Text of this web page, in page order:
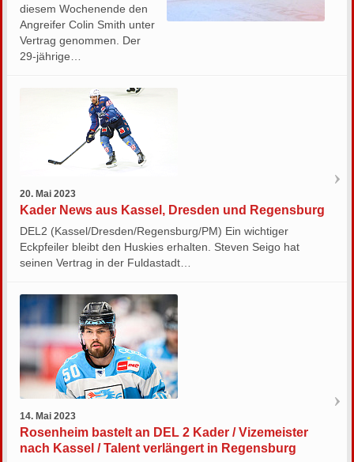
diesem Wochenende den
Angreifer Colin Smith unter
Vertrag genommen. Der
29-jährige…
20. Mai 2023
Kader News aus Kassel, Dresden und Regensburg
DEL2 (Kassel/Dresden/Regensburg/PM) Ein wichtiger
Eckpfeiler bleibt den Huskies erhalten. Steven Seigo hat
seinen Vertrag in der Fuldastadt…
14. Mai 2023
Rosenheim bastelt an DEL 2 Kader / Vizemeister
nach Kassel / Talent verlängert in Regensburg